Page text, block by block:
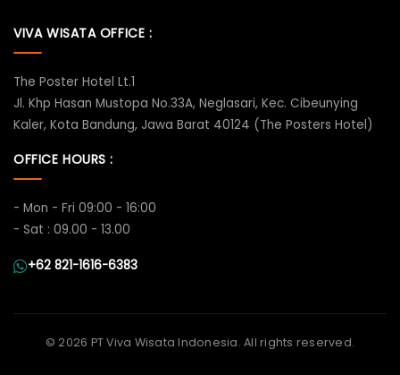
VIVA WISATA OFFICE :
The Poster Hotel Lt.1
Jl. Khp Hasan Mustopa No.33A, Neglasari, Kec. Cibeunying
Kaler, Kota Bandung, Jawa Barat 40124 (The Posters Hotel)
OFFICE HOURS :
- Mon - Fri 09:00 - 16:00
- Sat : 09.00 - 13.00
+62 821-1616-6383
© 2026 PT Viva Wisata Indonesia. All rights reserved.